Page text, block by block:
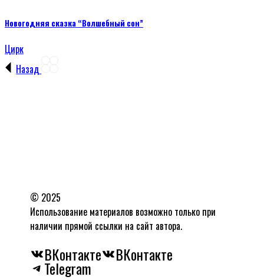
Новогодняя сказка “Волшебный сон”
Цирк
Назад
© 2025
Использование материалов возможно только при
наличии прямой ссылки на сайт автора.
ВКонтакте ВКонтакте
Telegram